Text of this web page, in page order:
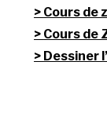
Cours de
Cours de
Dessiner